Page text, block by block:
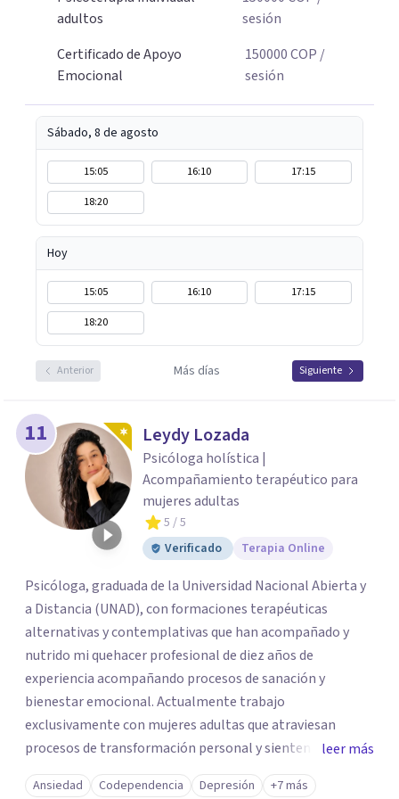
adultos
sesión
Certificado de Apoyo
Emocional
150000COP /
sesión
Sábado, 8 de agosto
15:05 16:10
17:15
18:20
Hoy
15:05 16:10
17:15
18:20
Anterior Más días Siguiente
11 Leydy Lozada
Psicóloga holística |
Acompañamiento terapéutico para
mujeres adultas
5 / 5
Verificado
Terapia Online
Psicóloga, graduada de la Universidad Nacional Abierta y
a Distancia (UNAD), con formaciones terapéuticas
alternativas y contemplativas que han acompañado y
nutrido mi quehacer profesional de diez años de
experiencia acompañando procesos de sanación y
bienestar emocional. Actualmente trabajo
exclusivamente con mujeres adultas que atraviesan
procesos de transformación personal y sienten la
necesidad de tomar una pausa para reconectar consigo
mismas y hacer un viaje de autoconocimiento profundo.
leer más
Ansiedad Codependencia Depresión +7 más